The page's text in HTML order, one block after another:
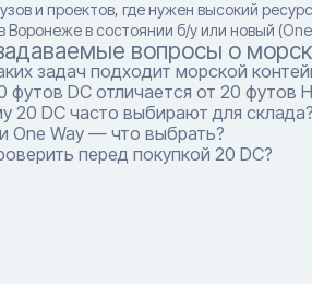
и проектов, где нужен высокий
Воронеже в состоянии б/у или новый
вопросы о
задач подходит морской
футов DC отличается от 20 футов
20 DC часто выбирают для склада?
One Way — что выбрать?
перед покупкой 20 DC?